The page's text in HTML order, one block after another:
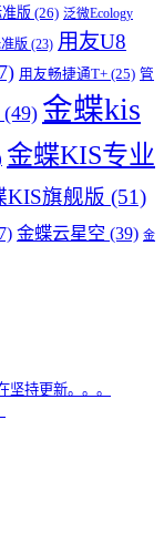
版 (26) 泛微Ecology
版 (23) 用友U8
用友畅捷通T+ (25) 管
(49) 金蝶kis
金蝶KIS专业
KIS旗舰版 (51)
金蝶云星空 (39) 金
坚持更新。。。